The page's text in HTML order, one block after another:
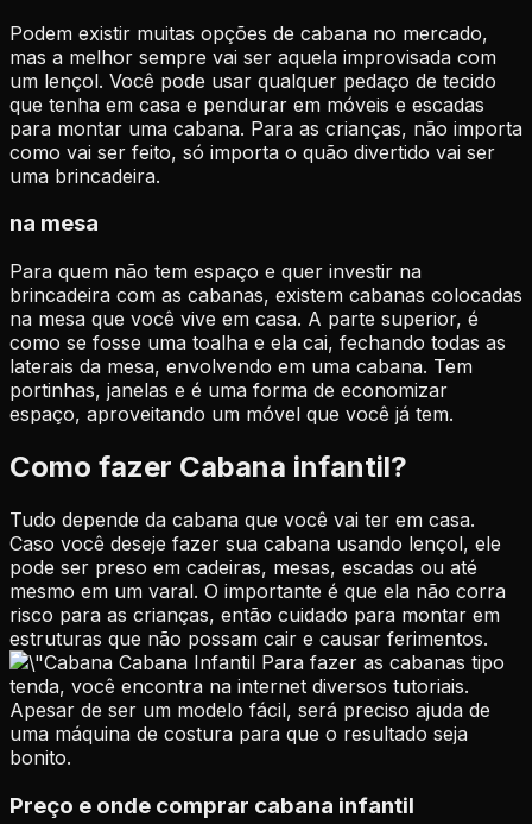
Podem existir muitas opções de cabana no mercado,
mas a melhor sempre vai ser aquela improvisada com
um lençol. Você pode usar qualquer pedaço de tecido
que tenha em casa e pendurar em móveis e escadas
para montar uma cabana. Para as crianças, não importa
como vai ser feito, só importa o quão divertido vai ser
uma brincadeira.
na mesa
Para quem não tem espaço e quer investir na
brincadeira com as cabanas, existem cabanas colocadas
na mesa que você vive em casa. A parte superior, é
como se fosse uma toalha e ela cai, fechando todas as
laterais da mesa, envolvendo em uma cabana. Tem
portinhas, janelas e é uma forma de economizar
espaço, aproveitando um móvel que você já tem.
Como fazer Cabana infantil?
Tudo depende da cabana que você vai ter em casa.
Caso você deseje fazer sua cabana usando lençol, ele
pode ser preso em cadeiras, mesas, escadas ou até
mesmo em um varal. O importante é que ela não corra
risco para as crianças, então cuidado para montar em
estruturas que não possam cair e causar ferimentos.
Cabana Infantil Para fazer as cabanas tipo
tenda, você encontra na internet diversos tutoriais.
Apesar de ser um modelo fácil, será preciso ajuda de
uma máquina de costura para que o resultado seja
bonito.
Preço e onde comprar cabana infantil